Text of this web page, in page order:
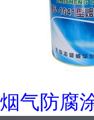
烟气防腐